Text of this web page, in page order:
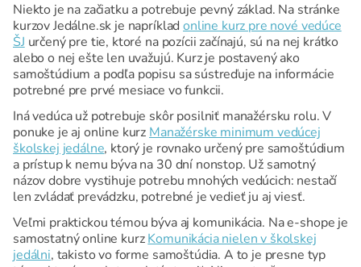
Niekto je na začiatku a potrebuje pevný základ. Na stránke
kurzov Jedálne.sk je napríkladonline kurz pre nové vedúce
ŠJ určený pre tie, ktoré na pozícii začínajú, sú na nej krátko
alebo o nej ešte len uvažujú. Kurz je postavený ako
samoštúdium a podľa popisu sa sústreďuje na informácie
potrebné pre prvé mesiace vo funkcii.
Iná vedúca už potrebuje skôr posilniť manažérsku rolu. V
ponuke je aj online kurz Manažérske minimum vedúcej
školskej jedálne, ktorý je rovnako určený pre samoštúdium
a prístup k nemu býva na 30 dní nonstop. Už samotný
názov dobre vystihuje potrebu mnohých vedúcich: nestačí
len zvládať prevádzku, potrebné je vedieť ju aj viesť.
Veľmi praktickou témou býva aj komunikácia. Na e-shope je
samostatný online kurzKomunikácia nielen v školskej
jedálni, takisto vo forme samoštúdia. A to je presne typ